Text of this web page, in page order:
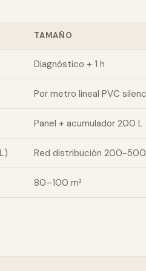
TAMAÑO
Diagnóstico + 1 h
Por metro lineal PVC
Panel + acumulador 200 L
Red distribución 200-
80–100 m²